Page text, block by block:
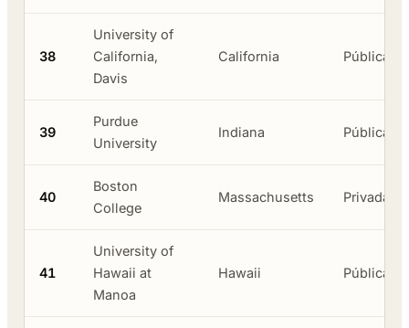
38
University of
California,
Davis
California Pública
39
Purdue
University
Indiana Pública
40
Boston
College
Massachusetts Privada
41
University of
Hawaii at
Manoa
Hawaii Pública